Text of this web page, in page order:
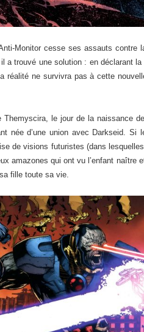
Monitor cesse ses assauts
a trouvé une solution : en déclarant
réalité ne survivra pas à cette
Themyscira, le jour de la naissance
née d’une union avec Darkseid. Si
de visions futuristes (dans
amazones qui ont vu l’enfant naître
fille toute sa vie.